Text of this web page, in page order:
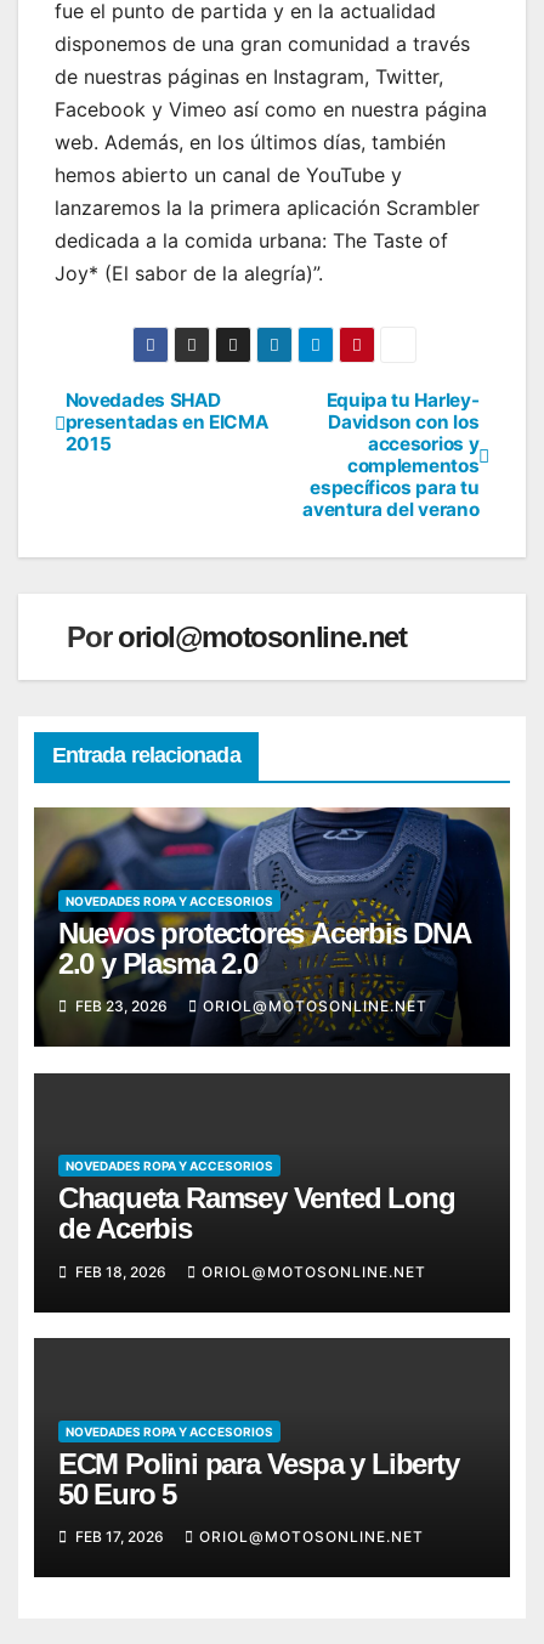
fue el punto de partida y en la actualidad
disponemos de una gran comunidad a través
de nuestras páginas en Instagram, Twitter,
Facebook y Vimeo así como en nuestra página
web. Además, en los últimos días, también
hemos abierto un canal de YouTube y
lanzaremos la la primera aplicación Scrambler
dedicada a la comida urbana: The Taste of
Joy* (El sabor de la alegría)”.
Navegación
de
Equipa tu Harley-
Davidson con los
accesorios y
complementos
específicos para tu
aventura del verano
Novedades SHAD
presentadas en EICMA
2015
Pororiol@motosonline.net
Entrada relacionada
NOVEDADES ROPA Y ACCESORIOS
Nuevos protectores Acerbis DNA
2.0 y Plasma 2.0
FEB 23, 2026 ORIOL@MOTOSONLINE.NET
NOVEDADES ROPA Y ACCESORIOS
Chaqueta Ramsey Vented Long
de Acerbis
FEB 18, 2026 ORIOL@MOTOSONLINE.NET
NOVEDADES ROPA Y ACCESORIOS
ECM Polini para Vespa y Liberty
50 Euro 5
FEB 17, 2026 ORIOL@MOTOSONLINE.NET